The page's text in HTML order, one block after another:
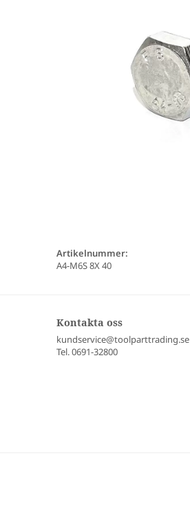
Artikelnummer:
A4-M6S 8X 40
Kontakta oss
kundservice@toolparttrading.se
Tel. 0691-32800